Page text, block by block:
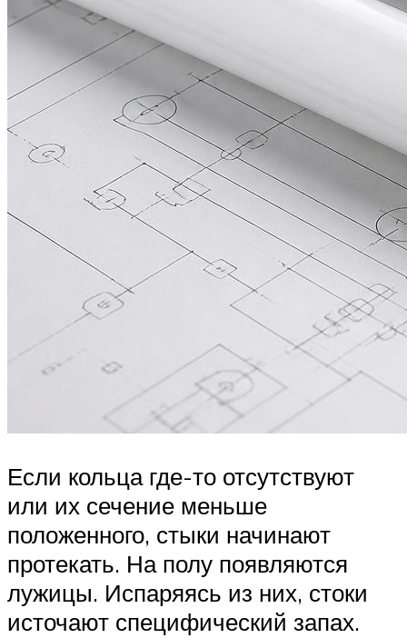
Если кольца где-то отсутствуют
или их сечение меньше
положенного, стыки начинают
протекать. На полу появляются
лужицы. Испаряясь из них, стоки
источают специфический запах.